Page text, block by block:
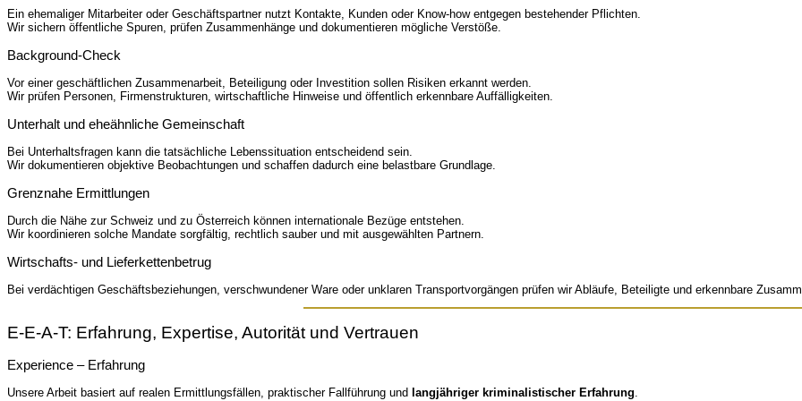
Ein ehemaliger Mitarbeiter oder Geschäftspartner nutzt Kontakte, Kunden oder Know-how entgegen bestehender Pflichten.
Wir sichern öffentliche Spuren, prüfen Zusammenhänge und dokumentieren mögliche Verstöße.
Background-Check
Vor einer geschäftlichen Zusammenarbeit, Beteiligung oder Investition sollen Risiken erkannt werden.
Wir prüfen Personen, Firmenstrukturen, wirtschaftliche Hinweise und öffentlich erkennbare Auffälligkeiten.
Unterhalt und eheähnliche Gemeinschaft
Bei Unterhaltsfragen kann die tatsächliche Lebenssituation entscheidend sein.
Wir dokumentieren objektive Beobachtungen und schaffen dadurch eine belastbare Grundlage.
Grenznahe Ermittlungen
Durch die Nähe zur Schweiz und zu Österreich können internationale Bezüge entstehen.
Wir koordinieren solche Mandate sorgfältig, rechtlich sauber und mit ausgewählten Partnern.
Wirtschafts- und Lieferkettenbetrug
Bei verdächtigen Geschäftsbeziehungen, verschwundener Ware oder unklaren Transportvorgängen prüfen wir Abläufe, Beteiligte und erkennbare
E-E-A-T: Erfahrung, Expertise, Autorität und Vertrauen
Experience – Erfahrung
Unsere Arbeit basiert auf realen Ermittlungsfällen, praktischer Fallführung und langjähriger kriminalistischer Erfahrung.